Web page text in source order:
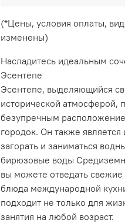
(*Цены, условия оплаты,
изменены)
Насладитесь идеальным
Эсентепе
Эсентепе, выделяющийся
исторической атмосферой,
безупречным
городок. Он также
загорать и заниматься
бирюзовые воды
вы можете отведать
блюда международной
подходит не только для
занятия на любой возраст.